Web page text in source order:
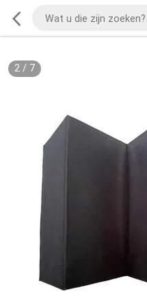
2/ 7